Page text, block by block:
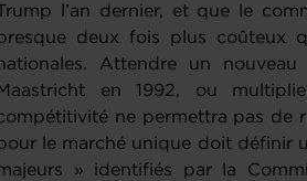
Trump l’an dernier, et que le
deux fois plus coûteux
Attendre un
Maastricht en 1992, ou
ne permettra pas de
le marché unique doit définir
» identifiés par la